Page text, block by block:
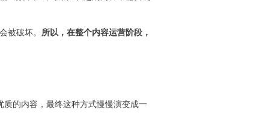
被破坏。 所以，在整个内容运营阶段，
的内容，最终这种方式慢慢演变成一